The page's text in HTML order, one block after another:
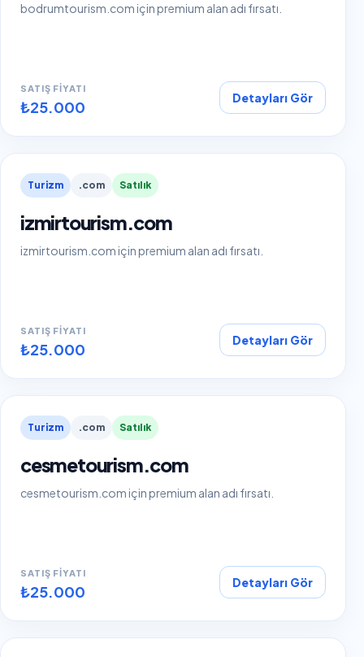
bodrumtourism.com için premium alan adı fırsatı.
SATIŞ FIYATI
₺25.000 Detayları Gör
Turizm .com Satılık
izmirtourism.com
izmirtourism.com için premium alan adı fırsatı.
SATIŞ FIYATI
₺25.000 Detayları Gör
Turizm .com Satılık
cesmetourism.com
cesmetourism.com için premium alan adı fırsatı.
SATIŞ FIYATI
₺25.000 Detayları Gör